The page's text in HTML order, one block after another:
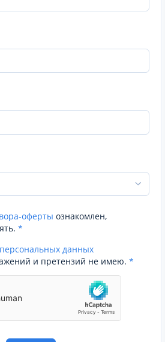
оферты ознакомлен,
*
данных
и претензий не имею. *